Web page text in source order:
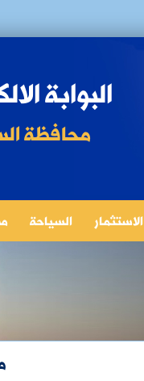
البوابة
محافظة
الاستثمار السياحة